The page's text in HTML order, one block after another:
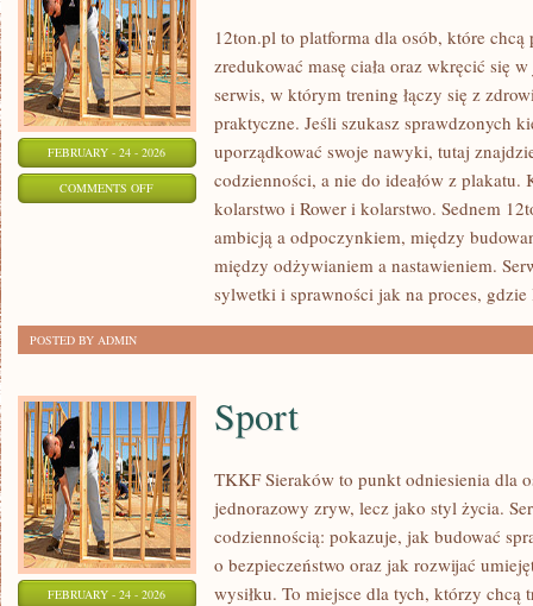
FEBRUARY - 24 - 2026
COMMENTS OFFON
ODCHUDZANIE
12ton.pl to platforma dla osób, które chcą
zredukować masę ciała oraz wkręcić się
serwis, w którym trening łączy się z
praktyczne. Jeśli szukasz sprawdzonych
uporządkować swoje nawyki, tutaj
codzienności, a nie do ideałów z plakatu.
kolarstwo i Rower i kolarstwo. Sednem
ambicją a odpoczynkiem, między
między odżywianiem a nastawieniem.
sylwetki i sprawności jak na proces, gdzie
POSTED BY ADMIN
FEBRUARY - 24 - 2026
Sport
TKKF Sieraków to punkt odniesienia dla
jednorazowy zryw, lecz jako styl życia.
codziennością: pokazuje, jak budować
o bezpieczeństwo oraz jak rozwijać
wysiłku. To miejsce dla tych, którzy chcą